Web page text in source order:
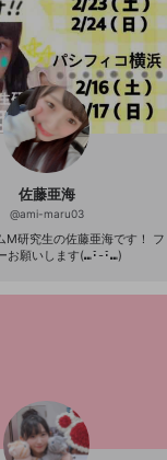
佐藤亜海
@ami-maru03
M研究生の佐藤亜海です！ フ
お願いします(⑉･̆-･̆⑉)